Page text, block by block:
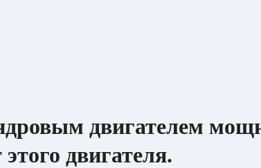
двигателем
двигателя.